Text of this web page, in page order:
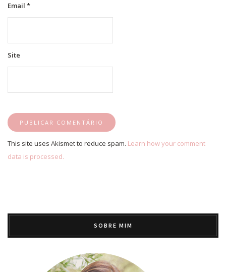
Email *
Site
This site uses Akismet to reduce spam. Learn how your comment
data is processed.
SOBRE MIM